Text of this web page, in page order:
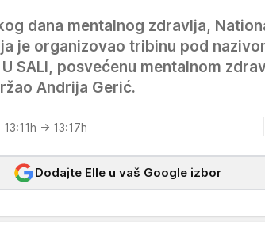
dana mentalnog zdravlja,
je organizovao tribinu pod
U SALI, posvećenu mentalnom
Andrija Gerić.
→ 13:17h
Dodajte Elle u vaš Google izbor